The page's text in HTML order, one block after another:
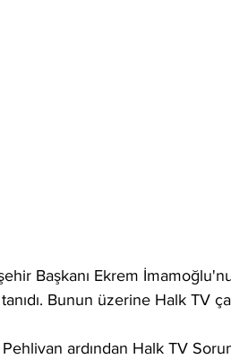
Başkanı Ekrem
Bunun üzerine Halk TV
Pehlivan ardından Halk TV